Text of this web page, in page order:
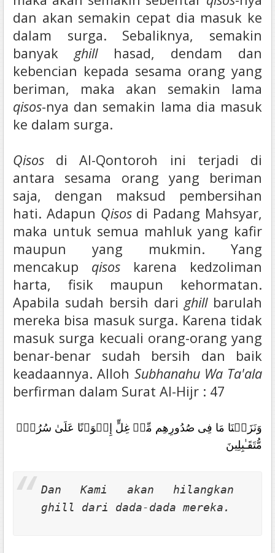
dan akan semakin cepat dia masuk ke
dalam surga. Sebaliknya, semakin
banyak ghillhasad, dendam dan
kebencian kepada sesama orang yang
beriman, maka akan semakin lama
qisos-nya dan semakin lama dia masuk
ke dalam surga.
Qisos di Al-Qontoroh ini terjadi di
antara sesama orang yang beriman
saja, dengan maksud pembersihan
hati. Adapun Qisosdi Padang Mahsyar,
maka untuk semua mahluk yang kafir
maupun yang mukmin. Yang
mencakup qisos karena kedzoliman
harta, fisik maupun kehormatan.
Apabila sudah bersih dari ghillbarulah
mereka bisa masuk surga. Karena tidak
masuk surga kecuali orang-orang yang
benar-benar sudah bersih dan baik
keadaannya. Alloh Subhanahu Wa Ta'ala
berfirman dalam Surat Al-Hijr : 47
وَنَزَعۡنَا مَا فِى صُدُورِهِم مِّنۡ غِلٍّ إِخۡوَٲنًا عَلَىٰ سُرُرٍ۬
مُّتَقَـٰبِلِينَ
Dan Kami akan hilangkan
ghill dari dada-dada mereka.